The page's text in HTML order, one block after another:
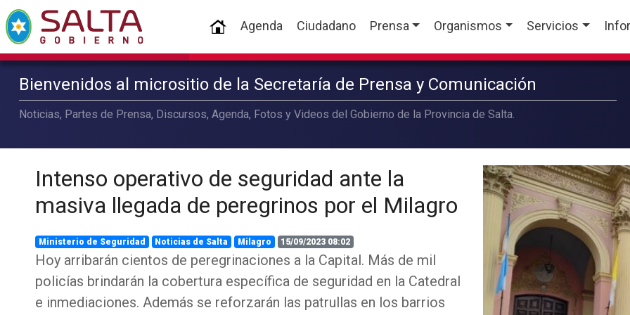
(current)
Agenda Ciudadano Prensa Organismos Servicios
Bienvenidos al micrositio de la Secretaría de Prensa y Comunicación
Noticias, Partes de Prensa, Discursos, Agenda, Fotos y Videos del Gobierno de la Provincia de Salta.
Intenso operativo de seguridad ante la
masiva llegada de peregrinos por el Milagro
Ministerio de Seguridad Noticias de Salta Milagro 15/09/2023 08:02
Hoy arribarán cientos de peregrinaciones a la Capital. Más de mil
policías brindarán la cobertura específica de seguridad en la Catedral
e inmediaciones. Además se reforzarán las patrullas en los barrios